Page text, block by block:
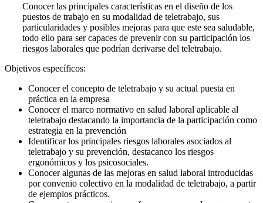
Conocer las principales características en el diseño de los
puestos de trabajo en su modalidad de teletrabajo, sus
particularidades y posibles mejoras para que este sea saludable,
todo ello para ser capaces de prevenir con su participación los
riesgos laborales que podrían derivarse del teletrabajo.
Objetivos específicos:
Conocer el concepto de teletrabajo y su actual puesta en
práctica en la empresa
Conocer el marco normativo en salud laboral aplicable al
teletrabajo destacando la importancia de la participación como
estrategia en la prevención
Identificar los principales riesgos laborales asociados al
teletrabajo y su prevención, destacanco los riesgos
ergonómicos y los psicosociales.
Conocer algunas de las mejoras en salud laboral introducidas
por convenio colectivo en la modalidad de teletrabajo, a partir
de ejemplos prácticos.